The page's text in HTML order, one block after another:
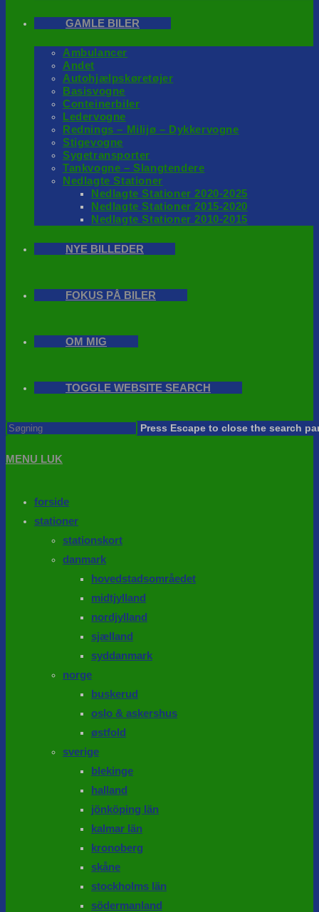
GAMLE BILER
Ambulancer
Andet
Autohjælpskøretøjer
Basisvogne
Conteinerbiler
Ledervogne
Rednings – Milijø – Dykkervogne
Stigevogne
Sygetransporter
Tankvogne – Slangtendere
Nedlagte Stationer
Nedlagte Stationer 2020-2025
Nedlagte Stationer 2015-2020
Nedlagte Stationer 2010-2015
NYE BILLEDER
FOKUS PÅ BILER
OM MIG
TOGGLE WEBSITE SEARCH
Press Escape to close the search
MENU LUK
forside
stationer
stationskort
danmark
hovedstadsområedet
midtjylland
nordjylland
sjælland
syddanmark
norge
buskerud
oslo & askershus
østfold
sverige
blekinge
halland
jönköping län
kalmar län
kronoberg
skåne
stockholms län
södermanland